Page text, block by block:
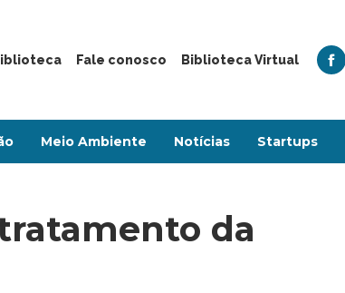
Fale conosco Biblioteca Virtual
Meio Ambiente Notícias Startups
da